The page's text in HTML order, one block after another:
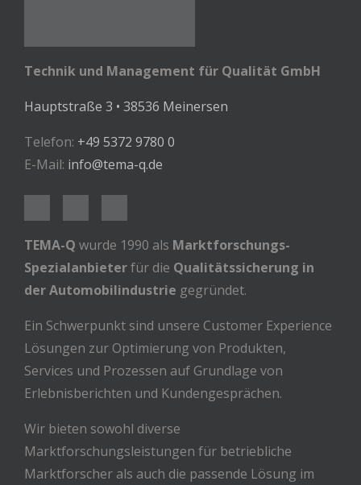
Technik und Management für Qualität GmbH
Hauptstraße 3 • 38536 Meinersen
Telefon: +49 5372 9780 0
E-Mail: info@tema-q.de
TEMA-Q wurde 1990 als Marktforschungs-
Spezialanbieterfür die Qualitätssicherung in
der Automobilindustrie gegründet.
Ein Schwerpunkt sind unsere Customer Experience
Lösungen zur Optimierung von Produkten,
Services und Prozessen auf Grundlage von
Erlebnisberichten und Kundengesprächen.
Wir bieten sowohl diverse
Marktforschungsleistungen für betriebliche
Marktforscher als auch die passende Lösung im